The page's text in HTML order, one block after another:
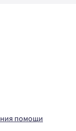
помощи